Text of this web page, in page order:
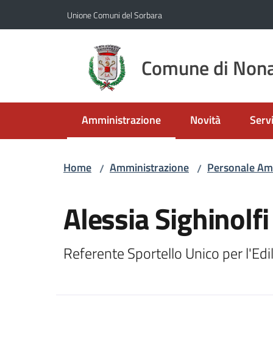
Unione Comuni del Sorbara
Comune di
Amministrazione
Menu selezionato Novità
Home / Amministrazione / Personale
Alessia Sighinolfi
Referente Sportello Unico per